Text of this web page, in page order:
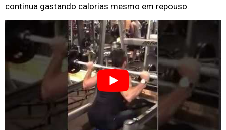
continua gastando calorias mesmo em repouso.